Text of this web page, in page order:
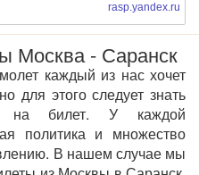
rasp.yandex.ru
Москва - Саранск
каждый из нас хочет
для этого следует знать
на билет. У каждой
политика и множество
В нашем случае мы